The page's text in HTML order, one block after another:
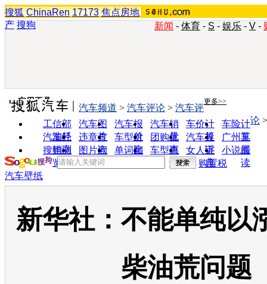
搜狐 ChinaRen 17173 焦点房地
产 搜狗 新闻 - 体育 - S - 娱乐 - V -
实用工具 更多>>
工信部
油耗
汽车图
片
汽车报
价
汽车销
量
车价计
算
车险计
算
汽车经
销商
违章查
询
车型对
比
团购优
惠
汽车投
诉
广州车
展
搜狗浏
览器
图片欣
赏
单词翻
车型查
询
女人宝
典
小说阅
读
汽车频道 > 汽车评论 > 汽车评
论
购置税
汽车壁纸
新华社：不能单纯以
柴油荒问题